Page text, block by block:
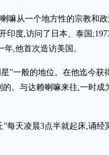
嘛从一个地方性的宗教和
印度,访问了日本、泰国
,他首次造访美国。
”一般的地位。在他迄今获
。与达赖喇嘛来往,一时
每天凌晨3点半就起床,诵